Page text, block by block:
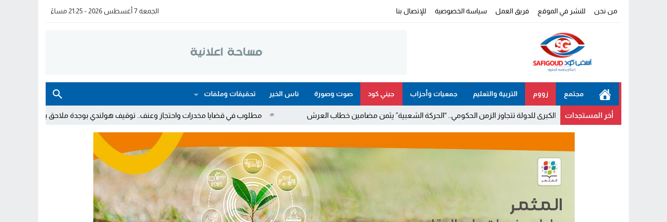
من نحن للنشر في الموقع فريق العمل سياسة الخصوصية للإتصال بنا الجمعة 7 أغسطس 2026 - 21:25 مساءً
مجتمع زووم التربية والتعليم جمعيات وأحزاب جيني كود صوت وصورة ناس الخير تحقيقات وملفات
أخر المستجدات مطلوب في قضايا مخدرات واحتجاز وعنف.. توقيف هولندي بوجدة ملاحق بأمر دولي بإلقاء القبض أن المشاريع الكبرى للدولة تتجاوز الزمن الحكومي.. “الحركة الشعبية” يثمن مضامين خطاب العرش